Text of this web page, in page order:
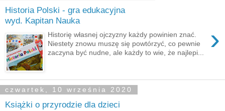
Historia Polski - gra edukacyjna
wyd. Kapitan Nauka
›
Historię własnej ojczyzny każdy powinien znać.
Niestety znowu muszę się powtórzyć, co pewnie
zaczyna być nudne, ale każdy to wie, że najlepi...
czwartek, 10 września 2020
Książki o przyrodzie dla dzieci